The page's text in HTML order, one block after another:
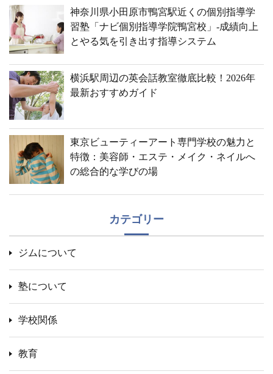
神奈川県小田原市鴨宮駅近くの個別指導学
習塾「ナビ個別指導学院鴨宮校」-成績向上
とやる気を引き出す指導システム
横浜駅周辺の英会話教室徹底比較！2026年
最新おすすめガイド
東京ビューティーアート専門学校の魅力と
特徴：美容師・エステ・メイク・ネイルへ
の総合的な学びの場
カテゴリー
ジムについて
塾について
学校関係
教育